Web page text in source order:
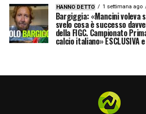
HANNO DETTO 1 settimana ago
Bargiggia: «Mancini voleva
svelo cosa è successo
della FIGC. Campionato
calcio italiano» ESCLUSIVA e